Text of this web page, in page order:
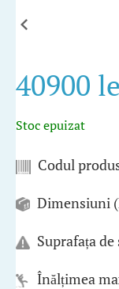
40900
Stoc epuizat
Codul
Dimensiuni
Suprafața
Înălțimea